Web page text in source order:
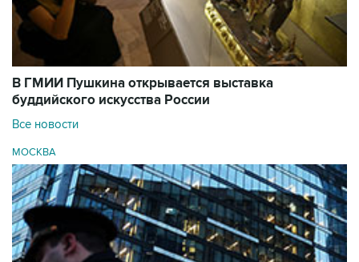
В ГМИИ Пушкина открывается выставка
буддийского искусства России
Все новости
МОСКВА